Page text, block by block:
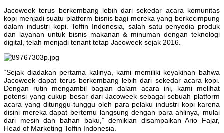
Jacoweek terus berkembang lebih dari sekedar acara komunitas
kopi menjadi suatu platform bisnis bagi mereka yang berkecimpung
dalam industri kopi. Toffin Indonesia, salah satu penyedia produk
dan layanan untuk bisnis makanan & minuman dengan teknologi
digital, telah menjadi tenant tetap Jacoweek sejak 2016.
“Sejak diadakan pertama kalinya, kami memiliki keyakinan bahwa
Jacoweek dapat terus berkembang lebih dari sekedar acara kopi.
Dengan rutin mengambil bagian dalam acara ini, kami melihat
potensi yang cukup besar dari Jacoweek sebagai sebuah platform
acara yang ditunggu-tunggu oleh para pelaku industri kopi karena
disini mereka dapat bertemu langsung dengan para ahlinya, mulai
dari mesin dan bahan baku,” demikian disampaikan Ario Fajar,
Head of Marketing Toffin Indonesia.